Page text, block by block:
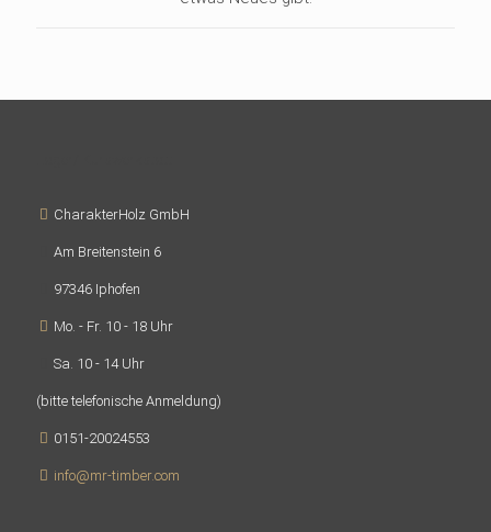
CharakterHolz GmbH
Am Breitenstein 6
97346 Iphofen
Mo. - Fr. 10 - 18 Uhr
Sa. 10 - 14 Uhr
(bitte telefonische Anmeldung)
0151-20024553
info@mr-timber.com